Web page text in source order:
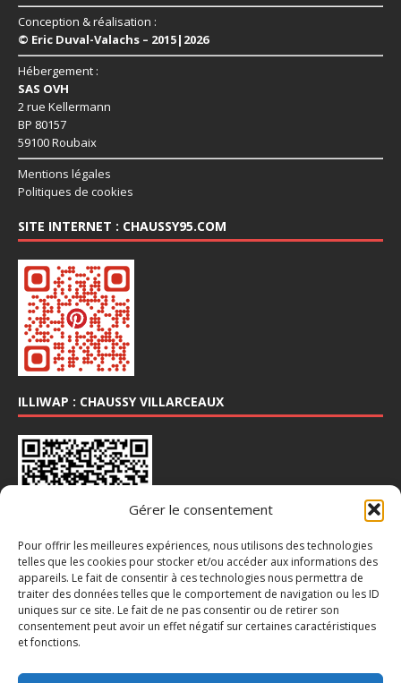
Gérer le consentement
Pour offrir les meilleures expériences, nous utilisons des technologies
telles que les cookies pour stocker et/ou accéder aux informations des
appareils. Le fait de consentir à ces technologies nous permettra de
traiter des données telles que le comportement de navigation ou les ID
uniques sur ce site. Le fait de ne pas consentir ou de retirer son
consentement peut avoir un effet négatif sur certaines caractéristiques
et fonctions.
Conception & réalisation :
© Eric Duval-Valachs – 2015|2026
Hébergement :
SAS OVH
2 rue Kellermann
BP 80157
59100 Roubaix
Mentions légales
Politiques de cookies
SITE INTERNET : CHAUSSY95.COM
ILLIWAP : CHAUSSY VILLARCEAUX
INSTA : @CHAUSSY_VILLARCEAUX